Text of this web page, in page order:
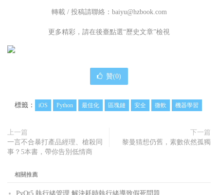
轉載 / 投稿請聯絡：baiyu@hzbook.com
更多精彩，請在後臺點選“歷史文章”檢視
贊(0)
標籤： iOS Python 最佳化 區塊鏈 安全 微軟 機器學習
上一篇
一言不合暴打產品經理、槍殺同
事？5本書，帶你告別低情商
下一篇
黎曼猜想仍舊，素數依然孤獨
相關推薦
PyQt5 執行緒管理 解決耗時執行緒導致假死問題